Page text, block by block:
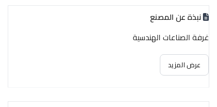
نبذة عن المصنع
غرفة الصناعات الهندسية
عرض المزيد